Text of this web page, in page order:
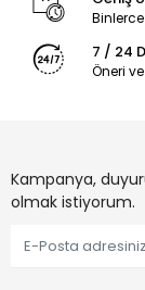
7 / 24
Öneri
Kampanya,
olmak istiyorum.